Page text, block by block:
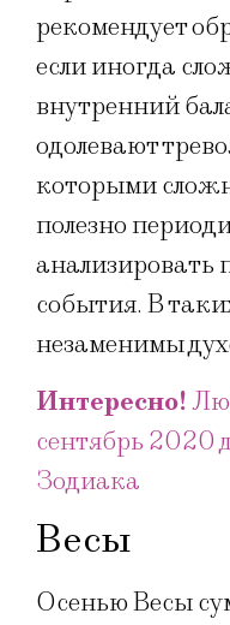
рекомендует
если иногда
внутренний
одолевают
которыми
полезно
анализировать
события. В
незаменимы
Интересно!
сентябрь 2020
Зодиака​
Весы
Осенью Весы